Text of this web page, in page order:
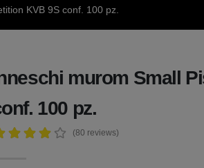
KVB 9S conf. 100 pz.
murom Small
100 pz.
(80 reviews)